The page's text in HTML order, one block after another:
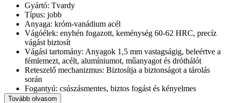
Gyártó: Tvardy
Típus: jobb
Anyaga: króm-vanádium acél
Vágóélek: enyhén fogazott, keménység 60-62 HRC, precíz
vágást biztosít
Vágási tartomány: Anyagok 1,5 mm vastagságig, beleértve a
fémlemezt, acélt, alumíniumot, műanyagot és dróthálót
Reteszelő mechanizmus: Biztosítja a biztonságot a tárolás
során
Fogantyú: csúszásmentes, biztos fogást és kényelmes
használatot biztosít
Tovább olvasom